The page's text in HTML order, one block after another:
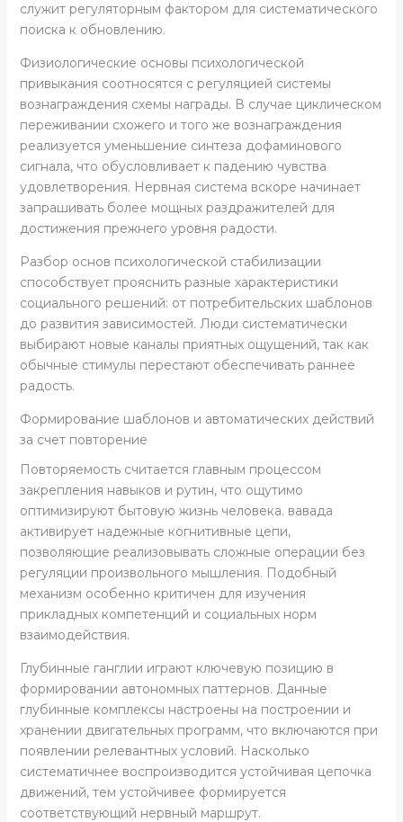
служит регуляторным фактором для систематического
поиска к обновлению.
Физиологические основы психологической
привыкания соотносятся с регуляцией системы
вознаграждения схемы награды. В случае циклическом
переживании схожего и того же вознаграждения
реализуется уменьшение синтеза дофаминового
сигнала, что обусловливает к падению чувства
удовлетворения. Нервная система вскоре начинает
запрашивать более мощных раздражителей для
достижения прежнего уровня радости.
Разбор основ психологической стабилизации
способствует прояснить разные характеристики
социального решений: от потребительских шаблонов
до развития зависимостей. Люди систематически
выбирают новые каналы приятных ощущений, так как
обычные стимулы перестают обеспечивать раннее
радость.
Формирование шаблонов и автоматических действий
за счет повторение
Повторяемость считается главным процессом
закрепления навыков и рутин, что ощутимо
оптимизируют бытовую жизнь человека. вавада
активирует надежные когнитивные цепи,
позволяющие реализовывать сложные операции без
регуляции произвольного мышления. Подобный
механизм особенно критичен для изучения
прикладных компетенций и социальных норм
взаимодействия.
Глубинные ганглии играют ключевую позицию в
формировании автономных паттернов. Данные
глубинные комплексы настроены на построении и
хранении двигательных программ, что включаются при
появлении релевантных условий. Насколько
систематичнее воспроизводится устойчивая цепочка
движений, тем устойчивее формируется
соответствующий нервный маршрут.